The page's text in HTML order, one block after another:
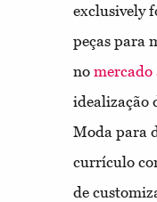
exclusively
peças para
no mercado
idealização
Moda para
currículo
de